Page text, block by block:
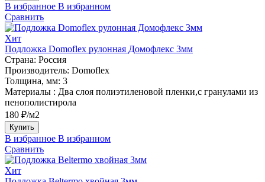
В избранное В избранном
Сравнить
Хит
Подложка Domoflex рулонная Домофлекс 3мм
Страна: Россия
Производитель: Domoflex
Толщина, мм: 3
Материалы : Два слоя полиэтиленовой пленки,с гранулами из
пенополистирола
180 ₽/м2
Купить
В избранное В избранном
Сравнить
Хит